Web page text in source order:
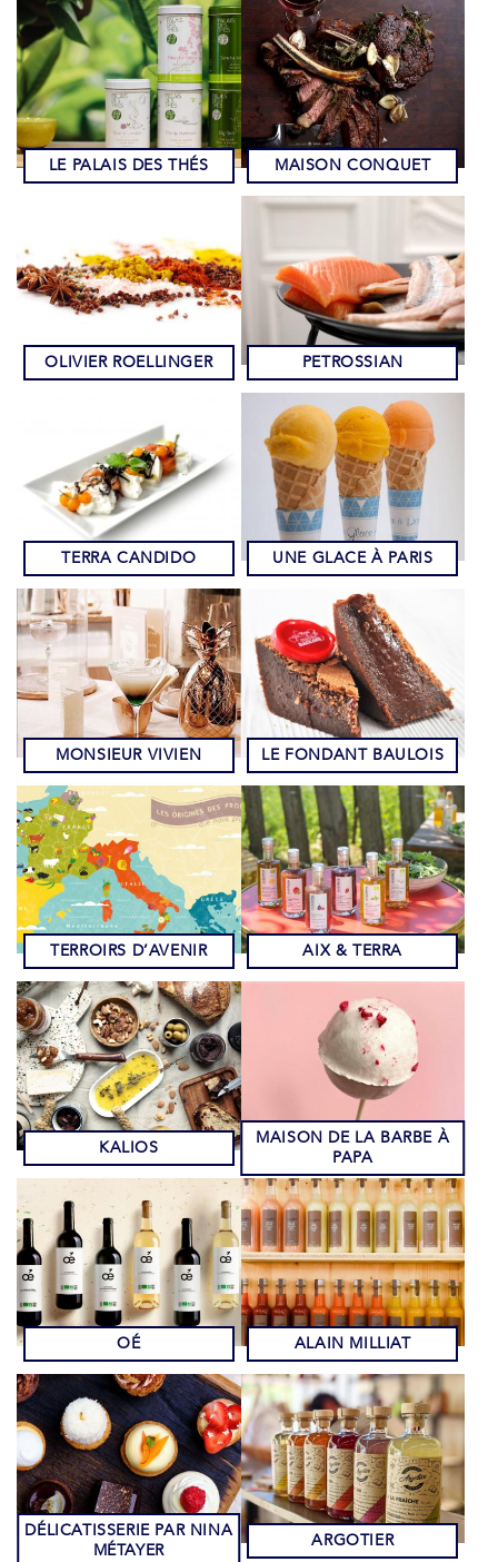
LE PALAIS DES THÉS MAISON CONQUET
OLIVIER ROELLINGER PETROSSIAN
TERRA CANDIDO UNE GLACE À PARIS
MONSIEUR VIVIEN LE FONDANT BAULOIS
TERROIRS D’AVENIR AIX & TERRA
KALIOS
MAISON DE LA BARBE À
PAPA
OÉ ALAIN MILLIAT
DÉLICATISSERIE PAR NINA
MÉTAYER
ARGOTIER